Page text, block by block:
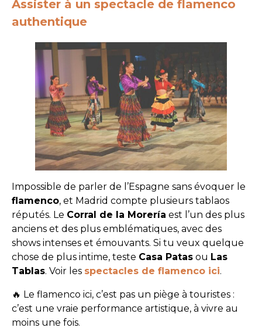
Assister à un spectacle de flamenco
authentique
Impossible de parler de l’Espagne sans évoquer le
flamenco, et Madrid compte plusieurs tablaos
réputés. Le Corral de la Morería est l’un des plus
anciens et des plus emblématiques, avec des
shows intenses et émouvants. Si tu veux quelque
chose de plus intime, teste Casa Patas ou Las
Tablas. Voir les spectacles de flamenco ici.
🔥 Le flamenco ici, c’est pas un piège à touristes :
c’est une vraie performance artistique, à vivre au
moins une fois.